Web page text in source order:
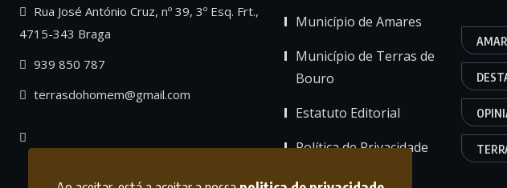
Rua José António Cruz, nº 39, 3º Esq. Frt.,
4715-343 Braga
939 850 787
terrasdohomem@gmail.com
Município de Amares
Município de Terras de
Bouro
Estatuto Editorial
Política de Privacidade